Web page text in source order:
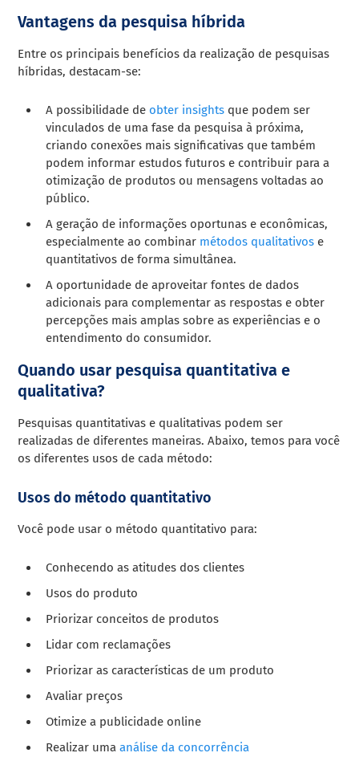
Vantagens da pesquisa híbrida
Entre os principais benefícios da realização de pesquisas
híbridas, destacam-se:
A possibilidade de obter insights que podem ser
vinculados de uma fase da pesquisa à próxima,
criando conexões mais significativas que também
podem informar estudos futuros e contribuir para a
otimização de produtos ou mensagens voltadas ao
público.
A geração de informações oportunas e econômicas,
especialmente ao combinar métodos qualitativos e
quantitativos de forma simultânea.
A oportunidade de aproveitar fontes de dados
adicionais para complementar as respostas e obter
percepções mais amplas sobre as experiências e o
entendimento do consumidor.
Quando usar pesquisa quantitativa e
qualitativa?
Pesquisas quantitativas e qualitativas podem ser
realizadas de diferentes maneiras. Abaixo, temos para você
os diferentes usos de cada método:
Usos do método quantitativo
Você pode usar o método quantitativo para:
Conhecendo as atitudes dos clientes
Usos do produto
Priorizar conceitos de produtos
Lidar com reclamações
Priorizar as características de um produto
Avaliar preços
Otimize a publicidade online
Realizar uma análise da concorrência